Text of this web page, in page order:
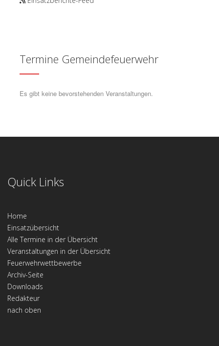
Termine Gemeindefeuerwehr
Es gibt keine bevorstehenden Veranstaltungen.
Quick Links
Home
Einsatzübersicht
Alle Termine in der Übersicht
Veranstaltungen in der Übersicht
Feuerwehrwettbewerbe
Archiv-Seite
Downloads
Redakteur
nach oben